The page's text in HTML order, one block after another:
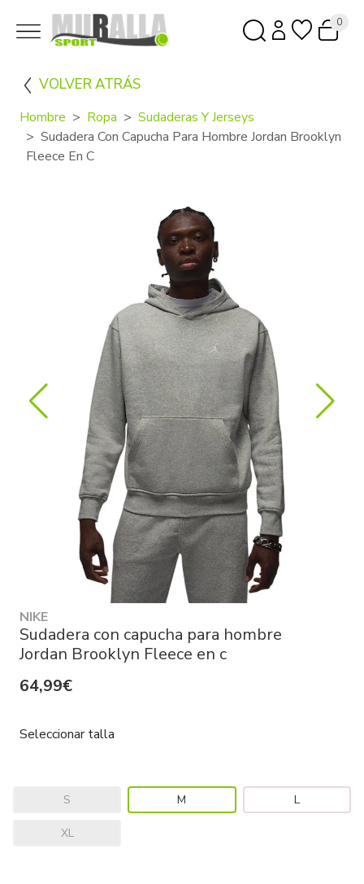
0
VOLVER ATRÁS
Hombre Ropa
Sudaderas Y Jerseys
Sudadera Con Capucha Para Hombre Jordan Brooklyn
Fleece En C
NIKE
Sudadera con capucha para hombre
Jordan Brooklyn Fleece en c
64,99€
Seleccionar talla
S M L
XL